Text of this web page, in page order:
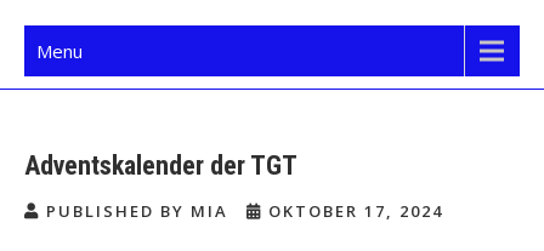
Menu
Adventskalender der TGT
PUBLISHED BY MIA OKTOBER 17, 2024